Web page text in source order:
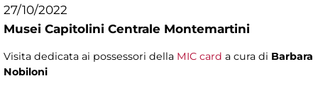
27/10/2022
Musei Capitolini Centrale Montemartini
Visita dedicata ai possessori della MIC card a cura di Barbara
Nobiloni